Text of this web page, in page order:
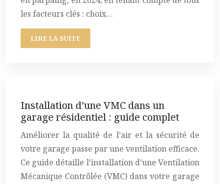
les facteurs clés : choix…
LIRE LA SUITE
Installation d’une VMC dans un
garage résidentiel : guide complet
Améliorer la qualité de l’air et la sécurité de
votre garage passe par une ventilation efficace.
Ce guide détaille l’installation d’une Ventilation
Mécanique Contrôlée (VMC) dans votre garage